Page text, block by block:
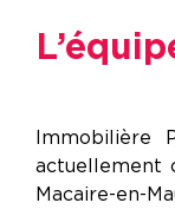
Immobilière
actuellement
Macaire-en-